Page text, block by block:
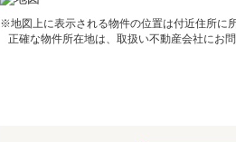
※地図上に表示される物件の位置は付近住所に
正確な物件所在地は、取扱い不動産会社にお